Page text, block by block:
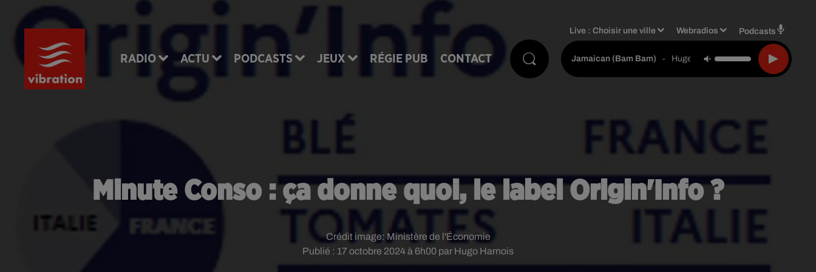
RADIO ACTU PODCASTS JEUX RÉGIE PUB CONTACT
Live :Choisir une ville Webradios Podcasts
Jamaican (bam Bam) - Hugel & Solto (fr)
Minute Conso : ça donne quoi, le label Origin'Info ?
Publié : 17 octobre 2024 à 6h00 par Hugo Harnois
Crédit image: Ministère de l'Économie